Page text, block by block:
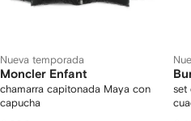
Nueva temporada
Moncler Enfant
chamarra capitonada Maya con
capucha
set